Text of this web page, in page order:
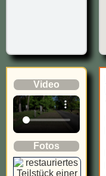
Video
Fotos